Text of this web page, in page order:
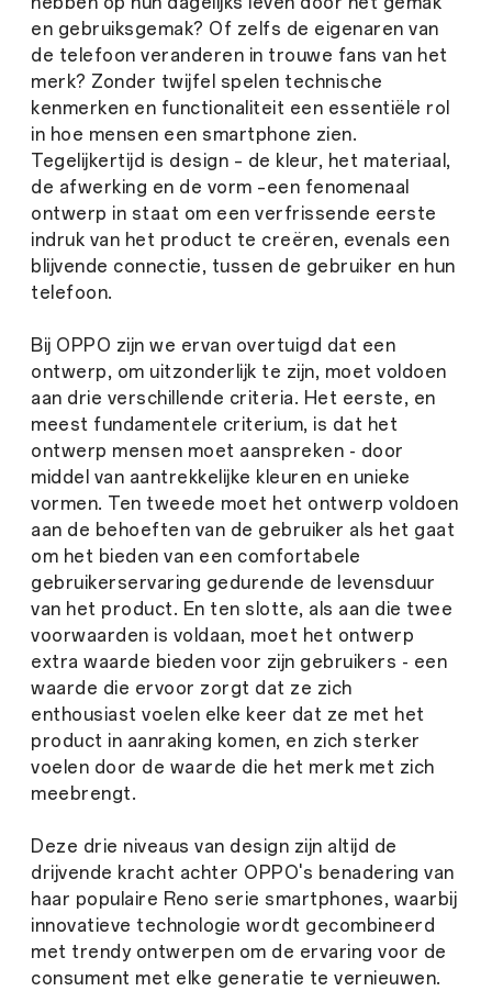
en gebruiksgemak? Of zelfs de eigenaren van
de telefoon veranderen in trouwe fans van het
merk? Zonder twijfel spelen technische
kenmerken en functionaliteit een essentiële rol
in hoe mensen een smartphone zien.
Tegelijkertijd is design – de kleur, het materiaal,
de afwerking en de vorm –een fenomenaal
ontwerp in staat om een verfrissende eerste
indruk van het product te creëren, evenals een
blijvende connectie, tussen de gebruiker en hun
telefoon.
Bij OPPO zijn we ervan overtuigd dat een
ontwerp, om uitzonderlijk te zijn, moet voldoen
aan drie verschillende criteria. Het eerste, en
meest fundamentele criterium, is dat het
ontwerp mensen moet aanspreken - door
middel van aantrekkelijke kleuren en unieke
vormen. Ten tweede moet het ontwerp voldoen
aan de behoeften van de gebruiker als het gaat
om het bieden van een comfortabele
gebruikerservaring gedurende de levensduur
van het product. En ten slotte, als aan die twee
voorwaarden is voldaan, moet het ontwerp
extra waarde bieden voor zijn gebruikers - een
waarde die ervoor zorgt dat ze zich
enthousiast voelen elke keer dat ze met het
product in aanraking komen, en zich sterker
voelen door de waarde die het merk met zich
meebrengt.
Deze drie niveaus van design zijn altijd de
drijvende kracht achter OPPO's benadering van
haar populaire Reno serie smartphones, waarbij
innovatieve technologie wordt gecombineerd
met trendy ontwerpen om de ervaring voor de
consument met elke generatie te vernieuwen.